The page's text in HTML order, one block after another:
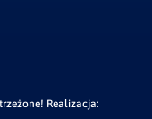
Realizacja: